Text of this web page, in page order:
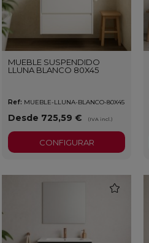
MUEBLE SUSPENDIDO
LLUNA BLANCO 80X45
Ref: MUEBLE-LLUNA-BLANCO-80X45
Desde 725,59 € (IVA incl.)
CONFIGURAR